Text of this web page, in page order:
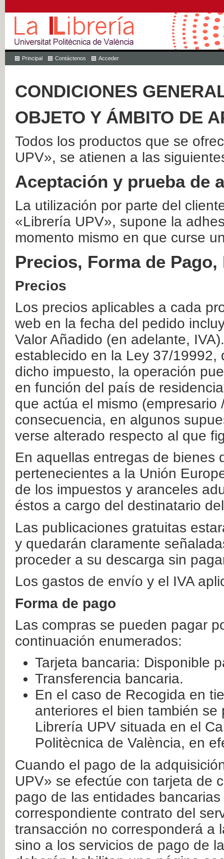
Principal Contáctenos Acceder
CONDICIONES
OBJETO Y ÁMBITO DE
Todos los productos que se
UPV», se atienen a las
Aceptación y prueba de
La utilización por parte del
«Librería UPV», supone la
momento mismo en que curse
Precios, Forma de
Precios
Los precios aplicables a cada
web en la fecha del pedido
Valor Añadido (en adelante,
establecido en la Ley 37/
dicho impuesto, la operación
en función del país de
que actúa el mismo
consecuencia, en algunos
verse alterado respecto al que
En aquellas entregas de bienes
pertenecientes a la Unión
de los impuestos y aranceles
éstos a cargo del destinatario
Las publicaciones gratuitas
y quedarán claramente
proceder a su descarga sin
Los gastos de envío y el IVA
Forma de pago
Las compras se pueden pagar
continuación enumerados:
Tarjeta bancaria: Disponible
Transferencia bancaria.
En el caso de Recogida en
anteriores el bien también
Librería UPV situada en el
Politècnica de València, en
Cuando el pago de la
UPV» se efectúe con tarjeta de
pago de las entidades
correspondiente contrato del
transacción no corresponderá a
sino a los servicios de pago de